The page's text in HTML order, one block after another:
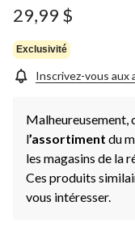
29,99 $
Exclusivité
Inscrivez-vous aux
Malheureusement,
l’assortiment du
les magasins de la
Ces produits
vous intéresser.